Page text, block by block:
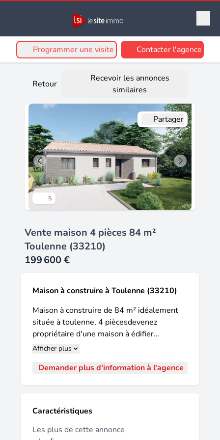
Programmer une visite Contacter l'agence
Retour
Recevoir les annonces
similaires
5
Partager
Vente maison 4 pièces 84 m²
Toulenne (33210)
199 600 €
Maison à construire à Toulenne (33210)
Maison à construire de 84 m² idéalement
située à toulenne, 4 piècesdevenez
propriétaire d'une maison à édifier
idéalement située à toulenne. Offrant une
542 m², elle propose un cadre à imaginer
trois chambres, une cuisine et une salle de
bains avec baignoire. Vous apprécierez
l'organisation des espaces qui facilite le
Afficher plus
Demander plus d'information à l'agence
Caractéristiques
Les plus de cette annonce